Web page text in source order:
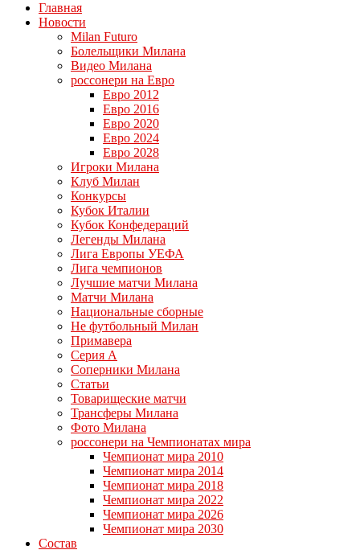
Главная
Новости
Milan Futuro
Болельщики Милана
Видео Милана
россонери на Евро
Евро 2012
Евро 2016
Евро 2020
Евро 2024
Евро 2028
Игроки Милана
Клуб Милан
Конкурсы
Кубок Италии
Кубок Конфедераций
Легенды Милана
Лига Европы УЕФА
Лига чемпионов
Лучшие матчи Милана
Матчи Милана
Национальные сборные
Не футбольный Милан
Примавера
Серия А
Соперники Милана
Статьи
Товарищеские матчи
Трансферы Милана
Фото Милана
россонери на Чемпионатах мира
Чемпионат мира 2010
Чемпионат мира 2014
Чемпионат мира 2018
Чемпионат мира 2022
Чемпионат мира 2026
Чемпионат мира 2030
Состав